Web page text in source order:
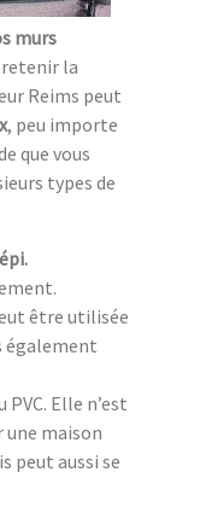
murs
la
Reims peut
, peu importe
que vous
types de
être utilisée
également
PVC. Elle n’est
une maison
peut aussi se